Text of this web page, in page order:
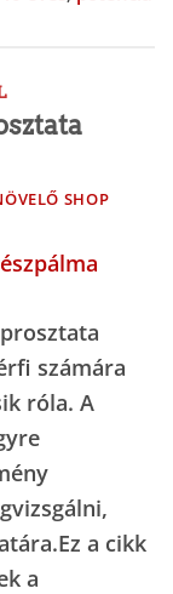
SHOP
számára
róla. A
a cikk
a